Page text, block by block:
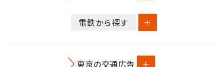
電鉄から探す
東京の交通広告